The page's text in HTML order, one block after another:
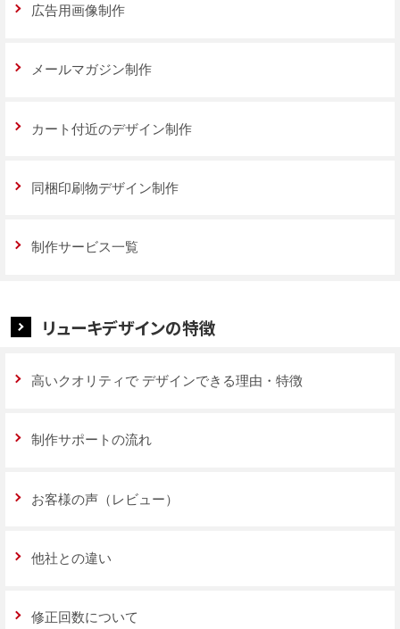
広告用画像制作
メールマガジン制作
カート付近のデザイン制作
同梱印刷物デザイン制作
制作サービス一覧
リューキデザインの特徴
高いクオリティで デザインできる理由・特徴
制作サポートの流れ
お客様の声（レビュー）
他社との違い
修正回数について